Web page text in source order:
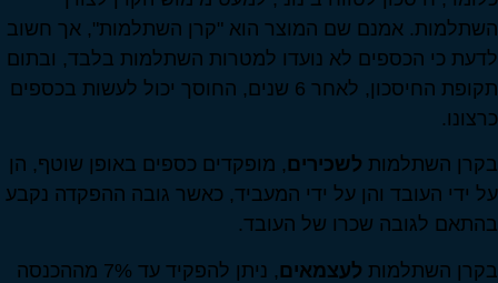
השתלמות. אמנם שם המוצר הוא "קרן השתלמות", אך חשוב
לדעת כי הכספים לא נועדו למטרות השתלמות בלבד, ובתום
תקופת החיסכון, לאחר 6 שנים, החוסך יכול לעשות בכספים
כרצונו.
בקרן השתלמות לשכירים , מופקדים כספים באופן שוטף, הן
על ידי העובד והן על ידי המעביד, כאשר גובה ההפקדה נקבע
בהתאם לגובה שכרו של העובד.
בקרן השתלמות לעצמאים
, ניתן להפקיד עד 7% מההכנסה